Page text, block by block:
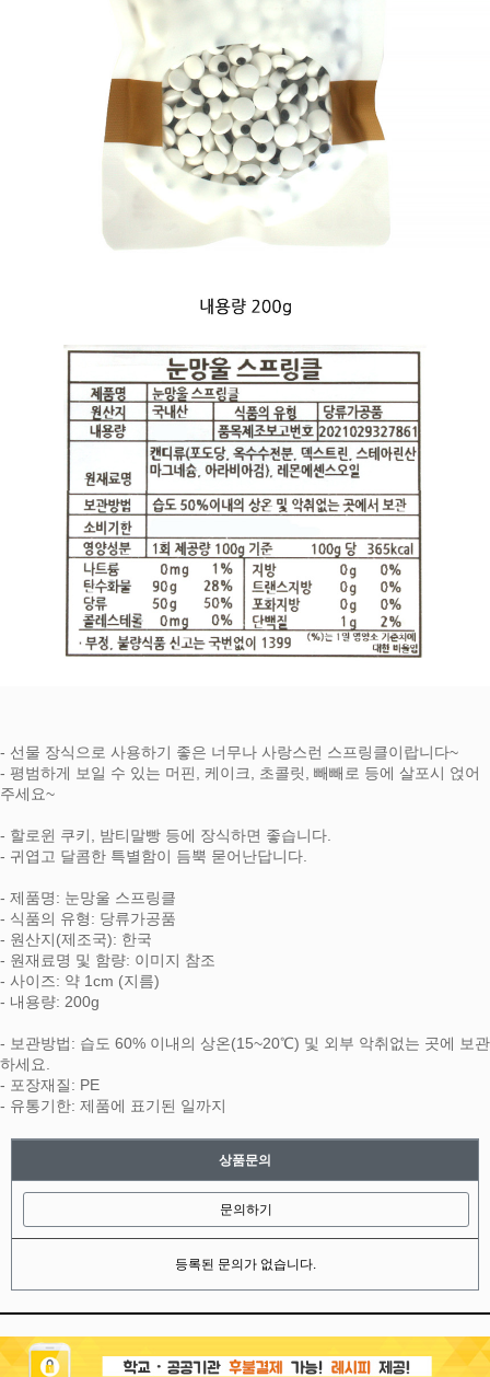
- 선물 장식으로 사용하기 좋은 너무나 사랑스런 스프링클이랍니다~
- 평범하게 보일 수 있는 머핀, 케이크, 초콜릿, 빼빼로 등에 살포시 얹어
주세요~
- 할로윈 쿠키, 밤티말빵 등에 장식하면 좋습니다.
- 귀엽고 달콤한 특별함이 듬뿍 묻어난답니다.
- 제품명: 눈망울 스프링클
- 식품의 유형: 당류가공품
- 원산지(제조국): 한국
- 원재료명 및 함량: 이미지 참조
- 사이즈: 약 1cm (지름)
- 내용량: 200g
- 보관방법: 습도 60% 이내의 상온(15~20℃) 및 외부 악취없는 곳에 보관
하세요.
- 포장재질: PE
- 유통기한: 제품에 표기된 일까지
상품문의
문의하기
등록된 문의가 없습니다.